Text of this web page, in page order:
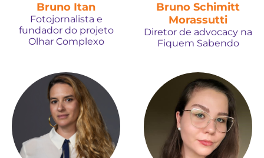
Bruno Itan
Fotojornalista e
fundador do projeto
Olhar Complexo
Bruno Schimitt
Morassutti
Diretor de advocacy na
Fiquem Sabendo